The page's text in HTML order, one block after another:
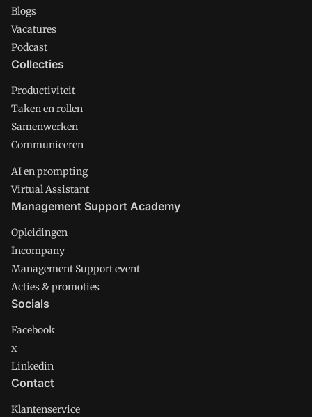
Blogs
Vacatures
Podcast
Collecties
Productiviteit
Taken en rollen
Samenwerken
Communiceren
AI en prompting
Virtual Assistant
Management Support Academy
Opleidingen
Incompany
Management Support event
Acties & promoties
Socials
Facebook
x
Linkedin
Contact
Klantenservice